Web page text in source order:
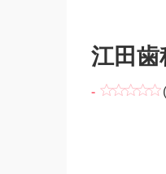
江田歯
-